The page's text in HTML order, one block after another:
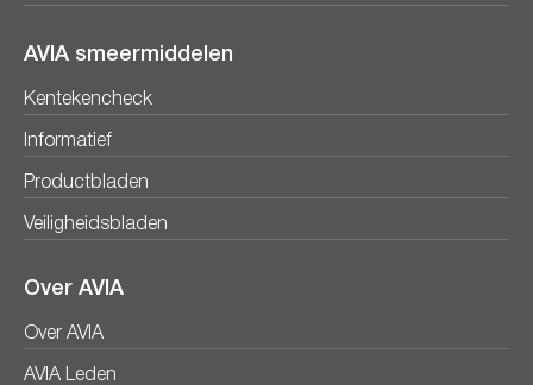
AVIA smeermiddelen
Kentekencheck
Informatief
Productbladen
Veiligheidsbladen
Over AVIA
Over AVIA
AVIA Leden